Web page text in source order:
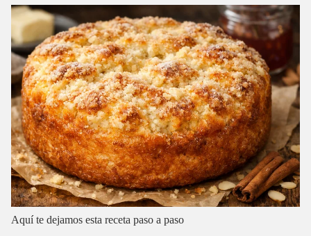
Aquí te dejamos esta receta paso a paso